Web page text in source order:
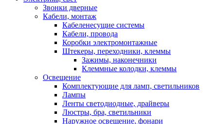
Звонки дверные
Кабели, монтаж
Кабеленесущие системы
Кабели, провода
Коробки электромонтажные
Штекеры, переходники, клеммы
Зажимы, наконечники
Клеммные колодки, клеммы
Освещение
Комплектующие для ламп, светильников
Лампы
Ленты светодиодные, драйверы
Люстры, бра, светильники
Наружное освещение, фонари